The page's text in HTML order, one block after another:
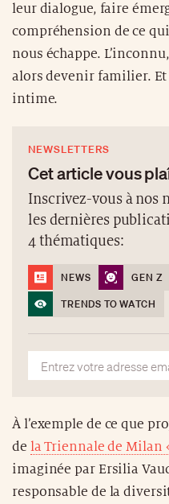
leur dialogue, faire
compréhension de ce
nous échappe.
alors devenir familier.
intime.
NEWSLETTERS
Cet article vous
Inscrivez-vous à nos
les dernières
4 thématiques:
NEWS GEN Z
TRENDS TO WATCH
À l’exemple de ce que
de la Triennale de Milan
imaginée par Ersilia
responsable de la